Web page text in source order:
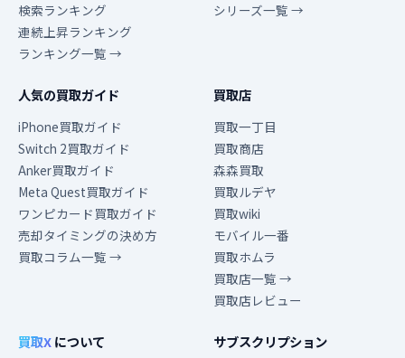
検索ランキング
連続上昇ランキング
ランキング一覧 →
シリーズ一覧 →
人気の買取ガイド
iPhone買取ガイド
Switch 2買取ガイド
Anker買取ガイド
Meta Quest買取ガイド
ワンピカード買取ガイド
売却タイミングの決め方
買取コラム一覧 →
買取店
買取一丁目
買取商店
森森買取
買取ルデヤ
買取wiki
モバイル一番
買取ホムラ
買取店一覧 →
買取店レビュー
買取Xについて サブスクリプション